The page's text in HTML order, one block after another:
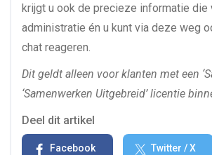
krijgt u ook de precieze informatie die
administratie én u kunt via deze weg
chat reageren.
Dit geldt alleen voor klanten met een
‘Samenwerken Uitgebreid’ licentie
Deel dit artikel
Facebook Twitter / X